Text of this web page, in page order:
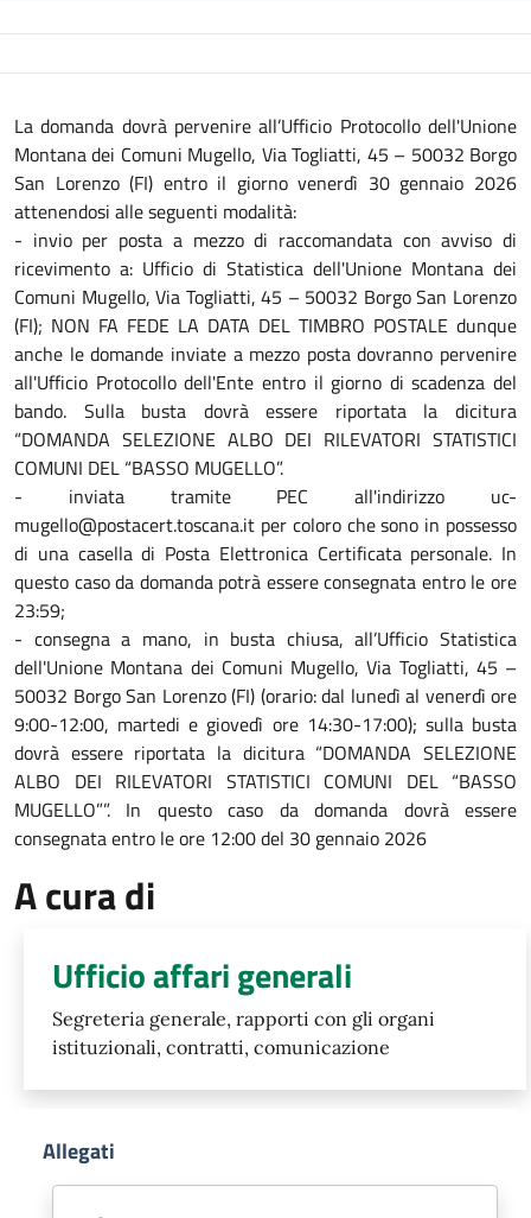
Descrizione
La domanda dovrà pervenire all’Ufficio Protocollo dell'Unione
Montana dei Comuni Mugello, Via Togliatti, 45 – 50032 Borgo
San Lorenzo (FI) entro il giorno venerdì 30 gennaio 2026
attenendosi alle seguenti modalità:
- invio per posta a mezzo di raccomandata con avviso di
ricevimento a: Ufficio di Statistica dell'Unione Montana dei
Comuni Mugello, Via Togliatti, 45 – 50032 Borgo San Lorenzo
(FI); NON FA FEDE LA DATA DEL TIMBRO POSTALE dunque
anche le domande inviate a mezzo posta dovranno pervenire
all'Ufficio Protocollo dell'Ente entro il giorno di scadenza del
bando. Sulla busta dovrà essere riportata la dicitura
“DOMANDA SELEZIONE ALBO DEI RILEVATORI STATISTICI
COMUNI DEL “BASSO MUGELLO”.
- inviata tramite PEC all'indirizzo uc-
mugello@postacert.toscana.it per coloro che sono in possesso
di una casella di Posta Elettronica Certificata personale. In
questo caso da domanda potrà essere consegnata entro le ore
23:59;
- consegna a mano, in busta chiusa, all’Ufficio Statistica
dell'Unione Montana dei Comuni Mugello, Via Togliatti, 45 –
50032 Borgo San Lorenzo (FI) (orario: dal lunedì al venerdì ore
9:00-12:00, martedi e giovedì ore 14:30-17:00); sulla busta
dovrà essere riportata la dicitura “DOMANDA SELEZIONE
ALBO DEI RILEVATORI STATISTICI COMUNI DEL “BASSO
MUGELLO””. In questo caso da domanda dovrà essere
consegnata entro le ore 12:00 del 30 gennaio 2026
A cura di
Ufficio affari generali
Segreteria generale, rapporti con gli organi
istituzionali, contratti, comunicazione
Allegati